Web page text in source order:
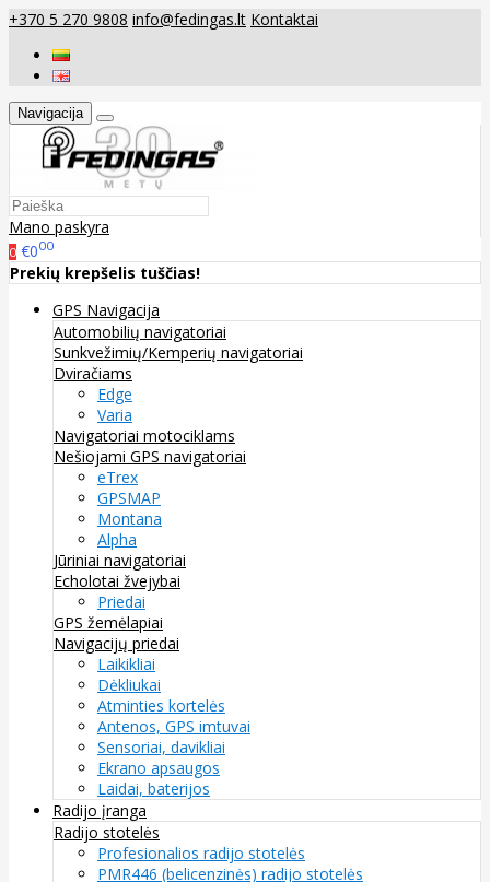
+370 5 270 9808 info@fedingas.lt Kontaktai
Navigacija
Mano paskyra
0 €000
Prekių krepšelis tuščias!
GPS Navigacija
Automobilių navigatoriai
Sunkvežimių/Kemperių navigatoriai
Dviračiams
Edge
Varia
Navigatoriai motociklams
Nešiojami GPS navigatoriai
eTrex
GPSMAP
Montana
Alpha
Jūriniai navigatoriai
Echolotai žvejybai
Priedai
GPS žemėlapiai
Navigacijų priedai
Laikikliai
Dėkliukai
Atminties kortelės
Antenos, GPS imtuvai
Sensoriai, davikliai
Ekrano apsaugos
Laidai, baterijos
Radijo įranga
Radijo stotelės
Profesionalios radijo stotelės
PMR446 (belicenzinės) radijo stotelės